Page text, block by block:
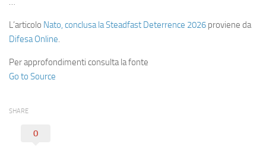
L’articolo Nato, conclusa la Steadfast Deterrence 2026 proviene da
Difesa Online.
Per approfondimenti consulta la fonte
Go to Source
SHARE
0